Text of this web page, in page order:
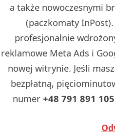
a także nowoczesnymi
(paczkomaty
profesjonalnie
reklamowe Meta Ads i
nowej witrynie. Jeśli
bezpłatną,
numer +48 791 891 105